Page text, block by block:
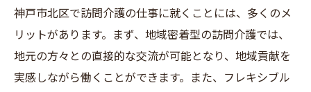
訪問介護の仕事で神戸市北区の地域密着型キャ
リアを築こう
地域密着型キャリアの魅力とは
継続的なスキルアップの重要性
神戸市北区で訪問介護の仕事に就くことには、多くのメ
リットがあります。まず、地域密着型の訪問介護では、
地元の方々との直接的な交流が可能となり、地域貢献を
実感しながら働くことができます。また、フレキシブル